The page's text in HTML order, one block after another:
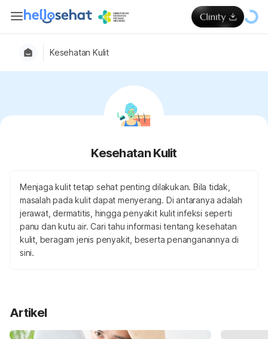
Kesehatan Kulit
Kesehatan Kulit
Menjaga kulit tetap sehat penting dilakukan. Bila tidak,
masalah pada kulit dapat menyerang. Di antaranya adalah
jerawat, dermatitis, hingga penyakit kulit infeksi seperti
panu dan kutu air. Cari tahu informasi tentang kesehatan
kulit, beragam jenis penyakit, beserta penanganannya di
sini.
Artikel